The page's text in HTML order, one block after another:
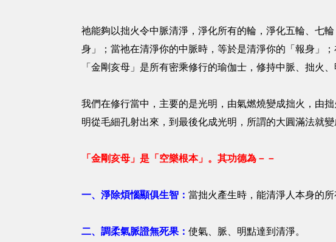
祂能夠以拙火令中脈清淨，淨化所有的輪，淨化五輪、七
身」；當祂在清淨你的中脈時，等於是清淨你的「報身」
「金剛亥母」是所有密乘修行的瑜伽士，修持中脈、拙火
我們在修行當中，主要的是光明，由氣燃燒變成拙火，由
明從毛細孔射出來，到最後化成光明，所謂的大圓滿法就
「金剛亥母」是「空樂根本」。其功德為－－
一、淨除煩惱顯俱生智：當拙火產生時，能清淨人本身的所
二、調柔氣脈證無死果：使氣、脈、明點達到清淨。